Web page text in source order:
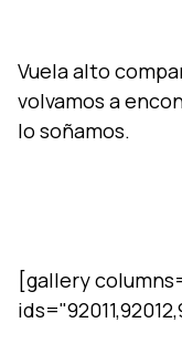
Vuela alto
volvamos a
lo soñamos.
[gallery